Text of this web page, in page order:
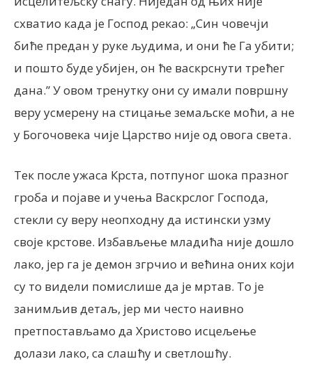
схватио када је Господ рекао: „Син човечји
биће предан у руке људима, и они ће Га убити;
и пошто буде убијен, он ће васкрснути трећег
дана.” У овом тренутку они су имали површну
веру усмерену на стицање земаљске моћи, а не
у Богочовека чије Царство није од овога света.
Тек после ужаса Крста, потпуног шока празног
гроба и појаве и учења Васкрслог Господа,
стекли су веру неопходну да истински узму
своје крстове. Избављење младића није дошло
лако, јер га је демон згрчио и већина оних који
су то видели помислише да је мртав. То је
занимљив детаљ, јер ми често наивно
претпостављамо да Христово исцељење
долази лако, са слашћу и светлошћу.